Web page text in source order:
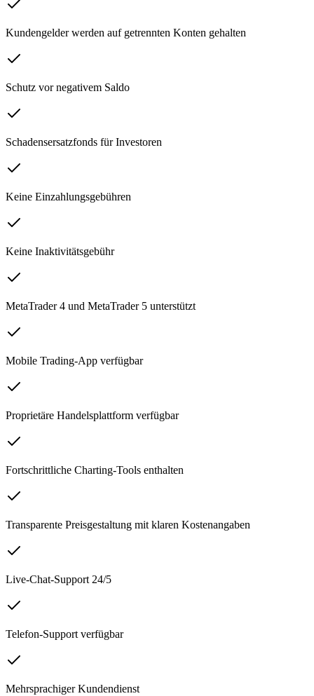
Kundengelder werden auf getrennten Konten gehalten
Schutz vor negativem Saldo
Schadensersatzfonds für Investoren
Keine Einzahlungsgebühren
Keine Inaktivitätsgebühr
MetaTrader 4 und MetaTrader 5 unterstützt
Mobile Trading-App verfügbar
Proprietäre Handelsplattform verfügbar
Fortschrittliche Charting-Tools enthalten
Transparente Preisgestaltung mit klaren Kostenangaben
Live-Chat-Support 24/5
Telefon-Support verfügbar
Mehrsprachiger Kundendienst